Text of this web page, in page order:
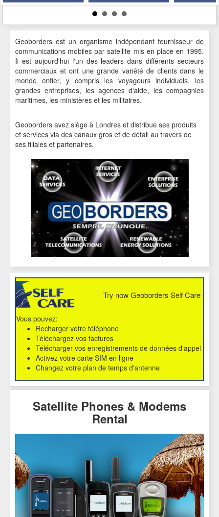
Geoborders est un organisme indépendant fournisseur de
communications mobiles par satellite mis en place en 1995.
Il est aujourd'hui l'un des leaders dans différents secteurs
commerciaux et ont une grande variété de clients dans le
monde entier, y compris les voyageurs individuels, les
grandes entreprises, les agences d'aide, les compagnies
maritimes, les ministères et les militaires.
Geoborders avez siège à Londres et distribue ses produits
et services via des canaux gros et de détail au travers de
ses filiales et partenaires.
Try now Geoborders Self Care
Vous pouvez:
Recharger votre téléphone
Téléchargez vos factures
Télécharger vos enregistrements de données d'appel
Activez votre carte SIM en ligne
Changez votre plan de temps d'antenne
Satellite Phones & Modems
Rental